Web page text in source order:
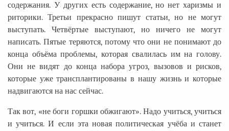
содержания. У других есть содержание, но нет харизмы и
риторики. Третьи прекрасно пишут статьи, но не могут
выступать. Четвёртые выступают, но ничего не могут
написать. Пятые теряются, потому что они не понимают до
конца объёма проблемы, которая свалилась им на голову.
Они не видят до конца набора угроз, вызовов и рисков,
которые уже трансплантированы в нашу жизнь и которые
надвигаются на нас сейчас.
Так вот, «не боги горшки обжигают». Надо учиться, учиться
и учиться. И если эта новая политическая учёба и станет